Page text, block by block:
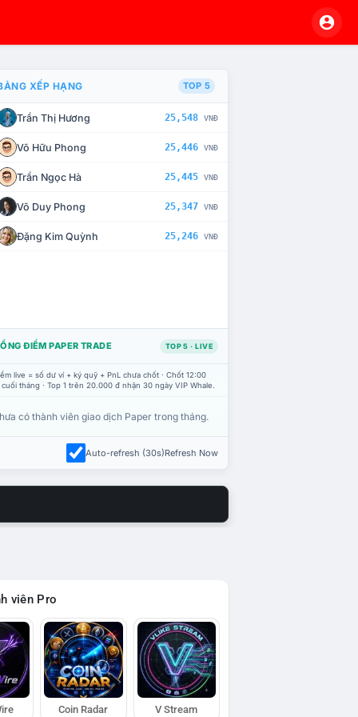
CHẾ TÀI XỬ LÝ VI PHẠM
XẾP HẠNG TOP 5
Trần Thị Hương 25,548 VNĐ
Võ Hữu Phong 25,446 VNĐ
Trần Ngọc Hà 25,445 VNĐ
Võ Duy Phong 25,347 VNĐ
Đặng Kim Quỳnh 25,246 VNĐ
ĐIỂM PAPER TRADE TOP 5 · LIVE
live = số dư ví + ký quỹ + PnL chưa chốt · Chốt 12:00
tháng · Top 1 trên 20.000 đ nhận 30 ngày VIP Whale.
có thành viên giao dịch Paper trong tháng.
Auto-refresh (30s)Refresh Now
viên Pro
Coin Radar V Stream